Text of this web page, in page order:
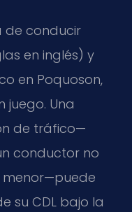
de conducir
en inglés) y
en Poquoson,
juego. Una
de tráfico—
conductor no
su CDL bajo la